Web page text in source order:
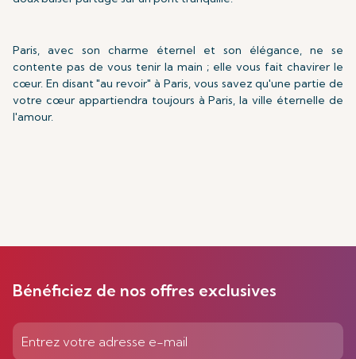
Paris, avec son charme éternel et son élégance, ne se
contente pas de vous tenir la main ; elle vous fait chavirer le
cœur. En disant "au revoir" à Paris, vous savez qu'une partie de
votre cœur appartiendra toujours à Paris, la ville éternelle de
l'amour.
Bénéficiez de nos offres exclusives